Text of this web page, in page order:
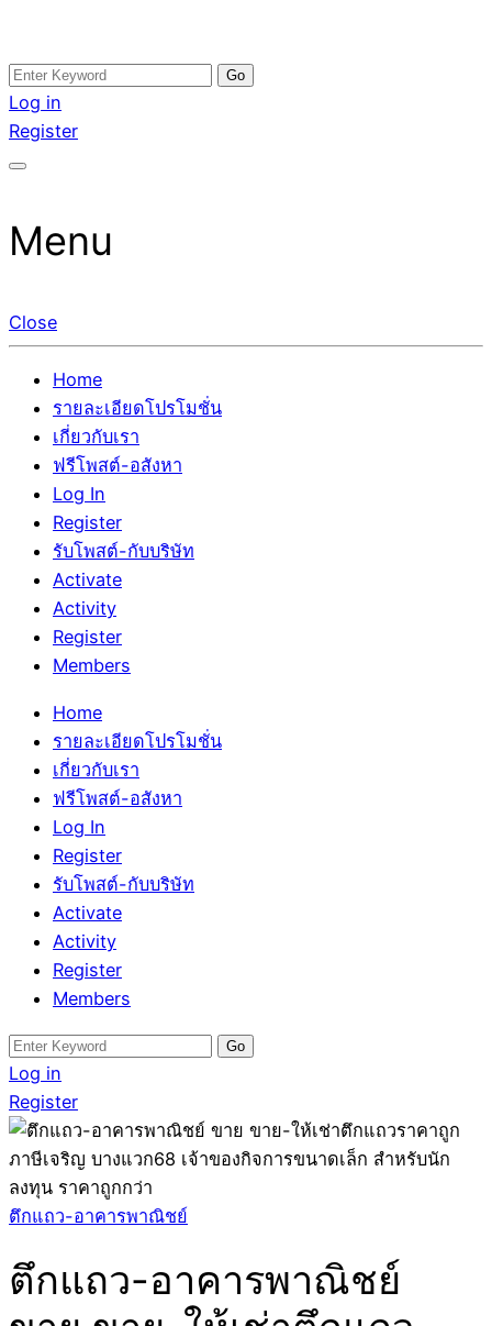
Skip
to
content
อสังหาโพสต์ รีวิวเยอะ รับจ้างโพสต์ขายบ้าน รับจ้างโพสต์อสัง
หา แตกต่างอย่างตั้งใจ รับรองผล อันดับ1 การโพสต์ขายอสังหา
กับทีมงานบริษัท บ้าน ที่ดิน คอนโด ติดGoogleหน้าแรกได้จริงๆ
รับจ้างโพสอสังหา ขายบ้าน อสังหาโพสต์ เชื่อถือได้จริง รับ
โพสต์ ที่ดิน กับทีมงานบริษัท ถูกและดีที่สุด ไม่มีค่านายหน้า
ขายได้จริงๆ ช่วยสร้างโอกาสในการขายได้มากกว่า ที่เดียว ที่
Search
for:
Log in
Register
Menu
Close
Home
รายละเอียดโปรโมชั่น
เกี่ยวกับเรา
ฟรีโพสต์-อสังหา
Log In
Register
รับโพสต์-กับบริษัท
Activate
Activity
Register
Members
Home
รายละเอียดโปรโมชั่น
เกี่ยวกับเรา
ฟรีโพสต์-อสังหา
Log In
Register
รับโพสต์-กับบริษัท
Activate
Activity
Register
Members
Search
for:
Log in
Register
ตึกแถว-อาคารพาณิชย์
ตึกแถว-อาคารพาณิชย์